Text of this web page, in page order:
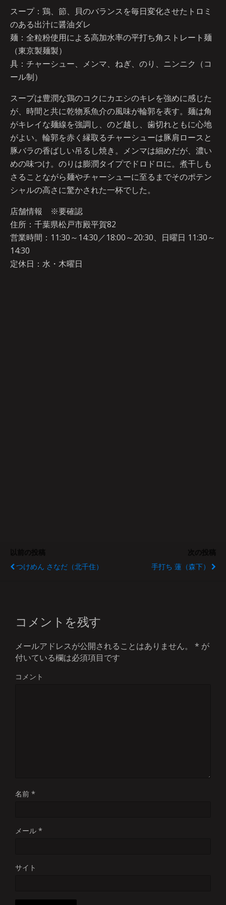
スープ：鶏、節、貝のバランスを毎日変化させたトロミ
のある出汁に醤油ダレ
麺：全粒粉使用による高加水率の平打ち角ストレート麺
（東京製麺製）
具：チャーシュー、メンマ、ねぎ、のり、ニンニク（コ
ール制）
スープは豊潤な鶏のコクにカエシのキレを強めに感じた
が、時間と共に乾物系魚介の風味が輪郭を表す。麺は角
がキレイな麺線を強調し、のど越し、歯切れともに心地
がよい。輪郭を赤く縁取るチャーシューは豚肩ロースと
豚バラの香ばしい吊るし焼き。メンマは細めだが、濃い
めの味つけ。のりは膨潤タイプでドロドロに。煮干しも
さることながら麺やチャーシューに至るまでそのポテン
シャルの高さに驚かされた一杯でした。
店舗情報 ※要確認
住所：千葉県松戸市殿平賀82
営業時間：11:30～14:30／18:00～20:30、日曜日 11:30～
14:30
定休日：水・木曜日
つけめん さなだ（北千住）
手打ち 蓮（森下）
コメントを残す
メールアドレスが公開されることはありません。 * が
付いている欄は必須項目です
コメント
名前 *
メール *
サイト